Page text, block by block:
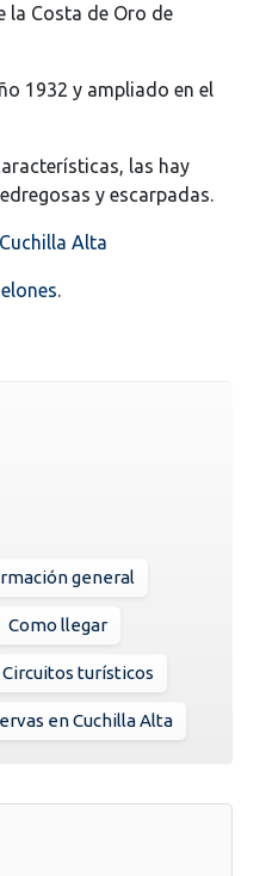
la Costa de Oro de
1932 y ampliado en el
las hay
y escarpadas.
Alta
.
general
Como llegar
Circuitos turísticos
en Cuchilla Alta